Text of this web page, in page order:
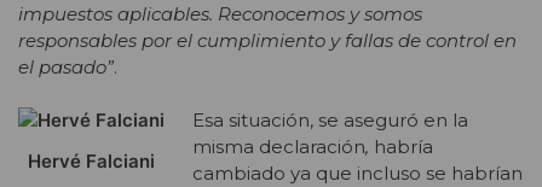
impuestos aplicables. Reconocemos y somos
responsables por el cumplimiento y fallas de control en
el pasado”.
Hervé Falciani
Esa situación, se aseguró en la
misma declaración, habría
cambiado ya que incluso se habrían